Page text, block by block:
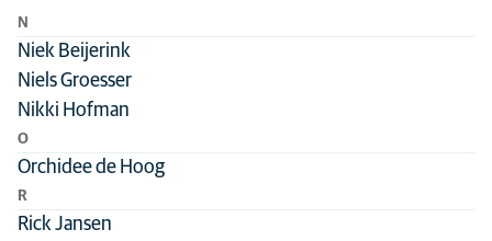
N
Niek Beijerink
Niels Groesser
Nikki Hofman
O
Orchidee de Hoog
R
Rick Jansen